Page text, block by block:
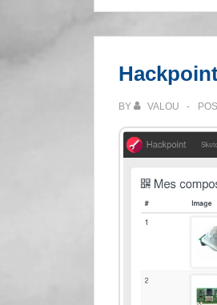
menace
de
l’état
BY VALOU